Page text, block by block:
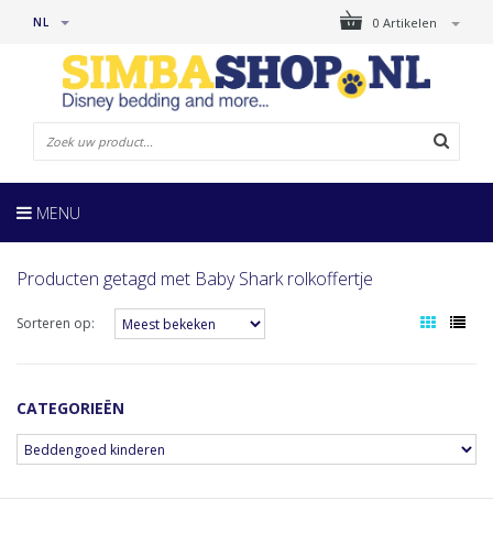
0 Artikelen
NL
MENU
Producten getagd met Baby Shark rolkoffertje
Sorteren op:
CATEGORIEËN